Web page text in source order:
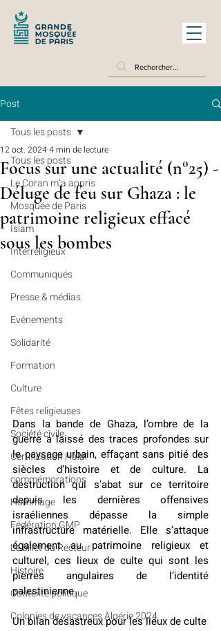
Post
Tous les posts
Le Coran m’a appris
Mosquée de Paris
Islam
Interreligieux
Communiqués
Presse & médias
Evénements
Solidarité
Formation
Culture
Fêtes religieuses
Société civile
Certification Halal
commémorations
Hommage
Fédération GMP
Le billet du Recteur
Histoire
Contexte politique
Colonies de vacances Algérie 2024
Tous les posts
Focus sur une actualité (n°25) -
Déluge de feu sur Ghaza : le
patrimoine religieux effacé
sous les bombes
12 oct. 20244 min de lecture
Dans la bande de Ghaza, l’ombre de la
guerre a laissé des traces profondes sur
le paysage urbain, effaçant sans pitié des
siècles d’histoire et de culture. La
destruction qui s’abat sur ce territoire
depuis les dernières offensives
israéliennes dépasse la simple
infrastructure matérielle. Elle s’attaque
également au patrimoine religieux et
culturel, ces lieux de culte qui sont les
pierres angulaires de l’identité
palestinienne.
Un bilan désastreux pour les lieux de culte